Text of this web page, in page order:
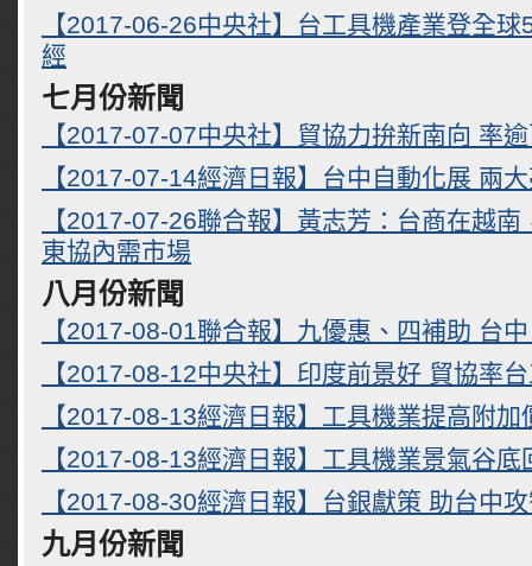
【2017-06-26中央社】台工具機產業登全
經
七月份新聞
【2017-07-07中央社】貿協力拚新南向 率
【2017-07-14經濟日報】台中自動化展 兩
【2017-07-26聯合報】黃志芳：台商在越
東協內需市場
八月份新聞
【2017-08-01聯合報】九優惠、四補助 台
【2017-08-12中央社】印度前景好 貿協率
【2017-08-13經濟日報】工具機業提高附
【2017-08-13經濟日報】工具機業景氣谷
【2017-08-30經濟日報】台銀獻策 助台中
九月份新聞